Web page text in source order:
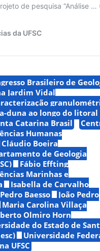
Brasileiro de
Jardim Vidal
duna ao longo do litoral
Catarina Brasil
Humanas
Cláudio Boeira
de Geologia
Fábio Effting
Marinhas e
Isabella de Carvalho
Baesso
João Pedro
Maria Carolina Villaça
Olmiro Horn
do Estado de
Universidade
UFSC